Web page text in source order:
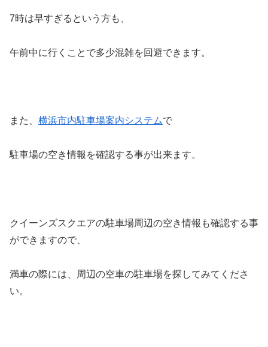
7時は早すぎるという方も、
午前中に行くことで多少混雑を回避できます。
また、 横浜市内駐車場案内システムで
駐車場の空き情報を確認する事が出来ます。
クイーンズスクエアの駐車場周辺の空き情報も確認する事
ができますので、
満車の際には、周辺の空車の駐車場を探してみてくださ
い。